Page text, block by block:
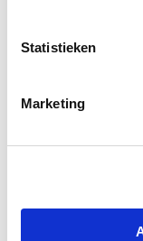
Statistieken
Marketing
schade aan de
nieuwe
geldt voor
daad. Let wel:
teruglevering